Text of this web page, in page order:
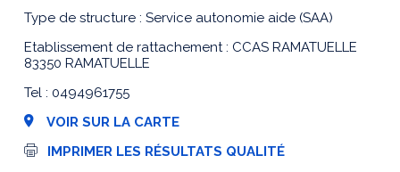
Type de structure : Service autonomie aide (SAA)
Etablissement de rattachement : CCAS RAMATUELLE
83350 RAMATUELLE
Tel : 0494961755
VOIR SUR LA CARTE
I
IMPRIMER LES RÉSULTATS QUALITÉ